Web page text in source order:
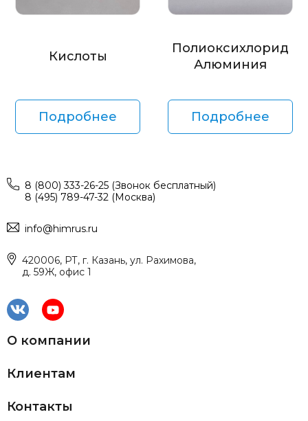
Кислоты
Подробнее
Полиоксихлорид
Алюминия
Подробнее
8 (800) 333-26-25 (Звонок бесплатный)
8 (495) 789-47-32 (Москва)
info@himrus.ru
420006, РТ, г. Казань, ул. Рахимова,
д. 59Ж, офис 1
О компании
Клиентам
Контакты